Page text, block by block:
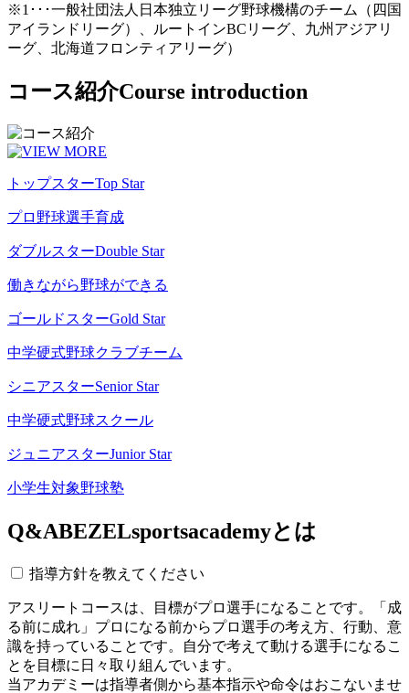
※1･･･一般社団法人日本独立リーグ野球機構のチーム（四国
アイランドリーグ）、ルートインBCリーグ、九州アジアリ
ーグ、北海道フロンティアリーグ）
コース紹介Course introduction
トップスターTop Star
プロ野球選手育成
ダブルスターDouble Star
働きながら野球ができる
ゴールドスターGold Star
中学硬式野球クラブチーム
シニアスターSenior Star
中学硬式野球スクール
ジュニアスターJunior Star
小学生対象野球塾
Q&ABEZELsportsacademyとは
指導方針を教えてください
アスリートコースは、目標がプロ選手になることです。「成
る前に成れ」プロになる前からプロ選手の考え方、行動、意
識を持っていることです。自分で考えて動ける選手になるこ
とを目標に日々取り組んでいます。
当アカデミーは指導者側から基本指示や命令はおこないませ